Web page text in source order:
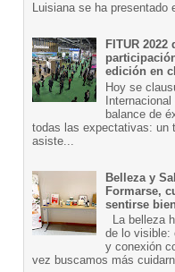
Luisiana se ha presentado
FITUR
edición en
Hoy se
balance de
todas las expectativas: un
asiste...
Belleza y
Formarse,
sentirse bien
La belleza
de lo visible:
y conexión
vez buscamos más